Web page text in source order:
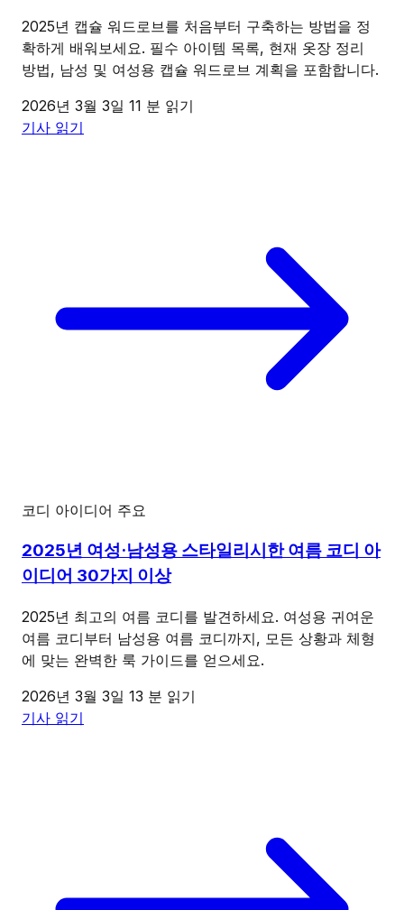
2025년 캡슐 워드로브를 처음부터 구축하는 방법을 정
확하게 배워보세요. 필수 아이템 목록, 현재 옷장 정리
방법, 남성 및 여성용 캡슐 워드로브 계획을 포함합니다.
2026년 3월 3일 11 분 읽기
기사 읽기
코디 아이디어 주요
2025년 여성·남성용 스타일리시한 여름 코디 아
이디어 30가지 이상
2025년 최고의 여름 코디를 발견하세요. 여성용 귀여운
여름 코디부터 남성용 여름 코디까지, 모든 상황과 체형
에 맞는 완벽한 룩 가이드를 얻으세요.
2026년 3월 3일 13 분 읽기
기사 읽기